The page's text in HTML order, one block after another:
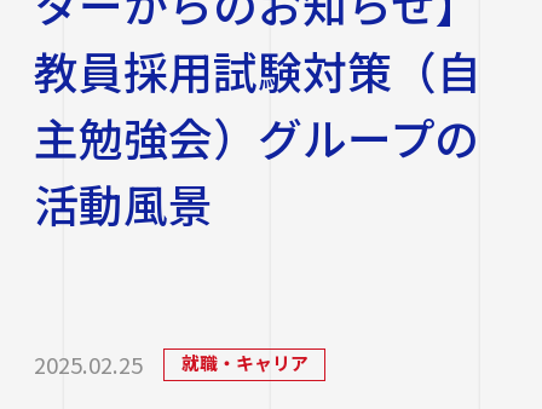
四天王寺大学の概要
学長挨拶
建学の精神・学園訓
沿革
情報公開
大学・大学院・短大
文学部
社会学部
経営学部
学生生活
学生生活
学費・奨学金
学費ローン
就職・キャリア支援
就職・キャリア支援
教職教育推進センター
研究・社会連携
学び
国際交流
関連サイト
教員採用試験対策（自
主勉強会）グループの
活動風景
2025.02.25 就職・キャリア